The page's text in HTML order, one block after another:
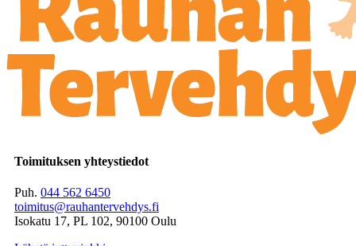
Toimituksen yhteystiedot
Puh. 044 562 6450
toimitus@rauhantervehdys.fi
Isokatu 17, PL 102, 90100 Oulu